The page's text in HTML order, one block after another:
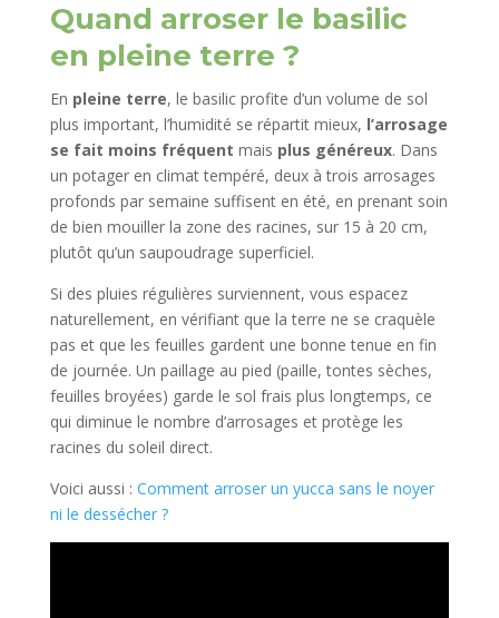
Quand arroser le basilic
en pleine terre ?
En pleine terre, le basilic profite d’un volume de sol
plus important, l’humidité se répartit mieux, l’arrosage
se fait moins fréquent mais plus généreux. Dans
un potager en climat tempéré, deux à trois arrosages
profonds par semaine suffisent en été, en prenant soin
de bien mouiller la zone des racines, sur 15 à 20 cm,
plutôt qu’un saupoudrage superficiel.
Si des pluies régulières surviennent, vous espacez
naturellement, en vérifiant que la terre ne se craquèle
pas et que les feuilles gardent une bonne tenue en fin
de journée. Un paillage au pied (paille, tontes sèches,
feuilles broyées) garde le sol frais plus longtemps, ce
qui diminue le nombre d’arrosages et protège les
racines du soleil direct.​
Voici aussi : Comment arroser un yucca sans le noyer
ni le dessécher ?